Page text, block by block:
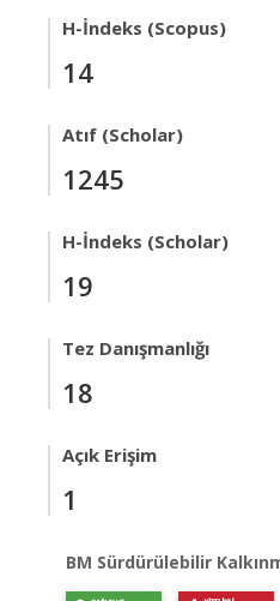
H-İndeks (Scopus)
14
Atıf (Scholar)
1245
H-İndeks (Scholar)
19
Tez Danışmanlığı
18
Açık Erişim
1
BM Sürdürülebilir